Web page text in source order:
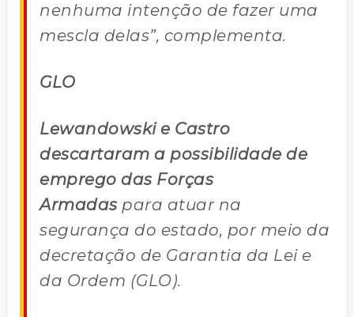
nenhuma intenção de fazer uma
mescla delas”, complementa.
GLO
Lewandowski e Castro
descartaram a possibilidade de
emprego das Forças
Armadas para atuar na
segurança do estado, por meio da
decretação de Garantia da Lei e
da Ordem (GLO).